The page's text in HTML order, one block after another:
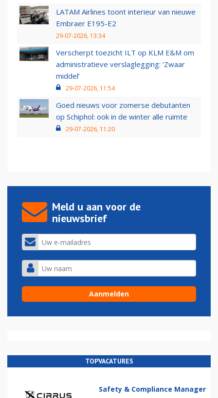
LATAM Airlines toont interieur van nieuwe
Embraer E195-E2
29-07-2026, 13:34
Verscherpt toezicht ILT op KLM E&M om
administratieve verslaglegging: ‘Zwaar
middel’
29-07-2026, 11:54
Goed nieuws voor zomerse debutanten
op Schiphol: ook in de winter alle ruimte
29-07-2026, 11:20
Meld u aan voor de
nieuwsbrief
TOPVACATURES
Safety & Compliance Manager